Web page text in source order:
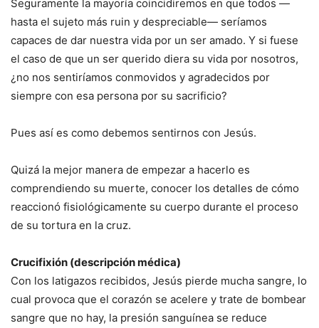
Seguramente la mayoría coincidiremos en que todos —
hasta el sujeto más ruin y despreciable— seríamos
capaces de dar nuestra vida por un ser amado. Y si fuese
el caso de que un ser querido diera su vida por nosotros,
¿no nos sentiríamos conmovidos y agradecidos por
siempre con esa persona por su sacrificio?
Pues así es como debemos sentirnos con Jesús.
Quizá la mejor manera de empezar a hacerlo es
comprendiendo su muerte, conocer los detalles de cómo
reaccionó fisiológicamente su cuerpo durante el proceso
de su tortura en la cruz.
Crucifixión (descripción médica)
Con los latigazos recibidos, Jesús pierde mucha sangre, lo
cual provoca que el corazón se acelere y trate de bombear
sangre que no hay, la presión sanguínea se reduce